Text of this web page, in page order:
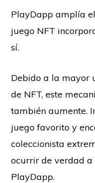
PlayDapp amplía
juego NFT
sí.
Debido a la mayor
de NFT, este
también aumente.
juego favorito y
coleccionista
ocurrir de verdad
PlayDapp.